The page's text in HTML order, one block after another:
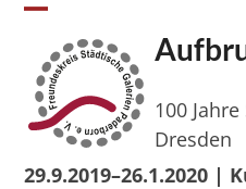
Skip
content
Open
mobile
menu
Close
mobile
menu
100
Dresden
29.9.2019–26.1.2020 |